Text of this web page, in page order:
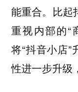
能重合。比起
重视内部的“
将“抖音小店”
性进一步升级